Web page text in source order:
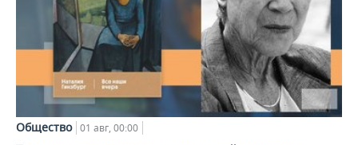
Общество 01 авг, 00:00